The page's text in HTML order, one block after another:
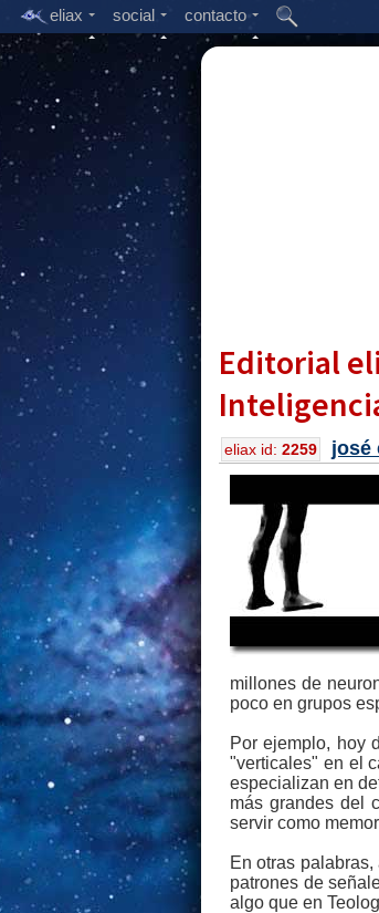
eliax social contacto
Editorial
eliax id: 2259 josé
millones de
poco en grupos
Por ejemplo, hoy
"verticales" en el
especializan en
más grandes del
servir como
En otras
patrones de
algo que en